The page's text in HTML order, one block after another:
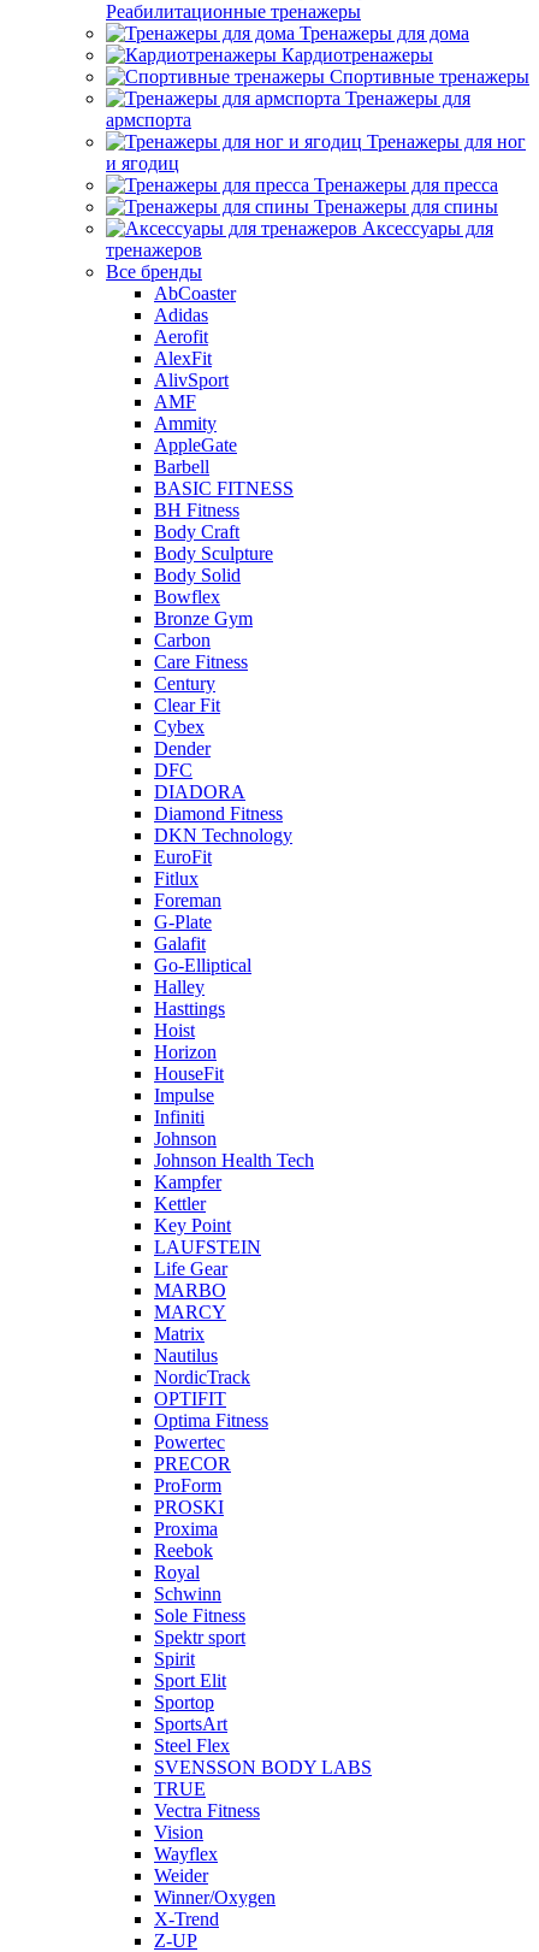
Реабилитационные тренажеры
Тренажеры для дома
Кардиотренажеры
Спортивные тренажеры
Тренажеры для
армспорта
Тренажеры для ног
и ягодиц
Тренажеры для пресса
Тренажеры для спины
Аксессуары для
тренажеров
Все бренды
AbCoaster
Adidas
Aerofit
AlexFit
AlivSport
AMF
Ammity
AppleGate
Barbell
BASIC FITNESS
BH Fitness
Body Craft
Body Sculpture
Body Solid
Bowflex
Bronze Gym
Carbon
Care Fitness
Century
Clear Fit
Cybex
Dender
DFC
DIADORA
Diamond Fitness
DKN Technology
EuroFit
Fitlux
Foreman
G-Plate
Galafit
Go-Elliptical
Halley
Hasttings
Hoist
Horizon
HouseFit
Impulse
Infiniti
Johnson
Johnson Health Tech
Kampfer
Kettler
Key Point
LAUFSTEIN
Life Gear
MARBO
MARCY
Matrix
Nautilus
NordicTrack
OPTIFIT
Optima Fitness
Powertec
PRECOR
ProForm
PROSKI
Proxima
Reebok
Royal
Schwinn
Sole Fitness
Spektr sport
Spirit
Sport Elit
Sportop
SportsArt
Steel Flex
SVENSSON BODY LABS
TRUE
Vectra Fitness
Vision
Wayflex
Weider
Winner/Oxygen
X-Trend
Z-UP